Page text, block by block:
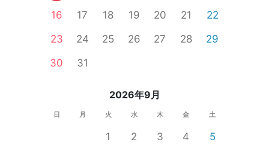
16
17 18 19 20 21
22
23
24 25 26 27 28
29
30
31
2026年9月
日 月 火 水 木 金 土
1 2 3 4
5